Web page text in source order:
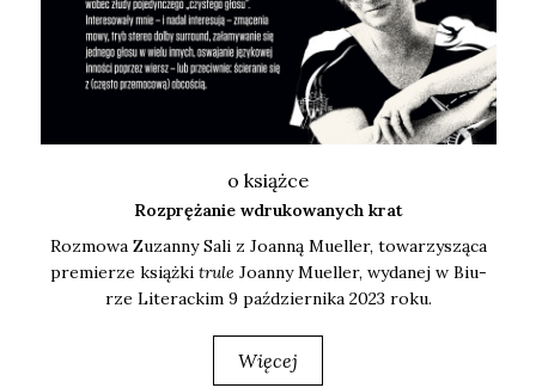
o książce
Rozprężanie wdrukowanych krat
Roz­mo­wa Zuzan­ny Sali z Joan­ną Muel­ler, towa­rzy­szą­ca
pre­mie­rze książ­ki tru­le Joan­ny Muel­ler, wyda­nej w Biu­
rze Lite­rac­kim 9 paź­dzier­ni­ka 2023 roku.
Więcej